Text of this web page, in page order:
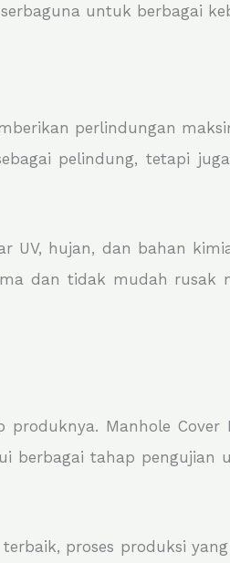
untuk berbagai
perlindungan
pelindung, tetapi
UV, hujan, dan bahan
dan tidak mudah rusak
Manhole
berbagai tahap pengujian
proses produksi